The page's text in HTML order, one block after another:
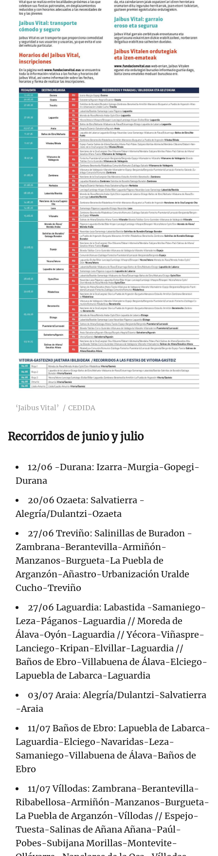
‘Jaibus Vital’ CEDIDA
Recorridos de junio y julio
12/06 -Durana: Izarra-Murgia-Gopegi-
Durana
20/06 Ozaeta: Salvatierra -
Alegría/Dulantzi-Ozaeta
27/06 Treviño: Salinillas de Buradon -
Zambrana-Berantevilla-Armiñón-
Manzanos-Burgueta-La Puebla de
Arganzón-Añastro-Urbanización Uralde
Cucho-Treviño
27/06 Laguardia: Labastida -Samaniego-
Leza-Páganos-Laguardia // Moreda de
Álava-Oyón-Laguardia // Yécora-Viñaspre-
Lanciego-Kripan-Elvillar-Laguardia //
Baños de Ebro-Villabuena de Álava-Elciego-
Lapuebla de Labarca-Laguardia
03/07 Araia: Alegría/Dulantzi-Salvatierra
-Araia
11/07 Baños de Ebro: Lapuebla de Labarca-
Laguardia-Elciego-Navaridas-Leza-
Samaniego-Villabuena de Álava-Baños de
Ebro
11/07 Víllodas: Zambrana-Berantevilla-
Ribabellosa-Armiñón-Manzanos-Burgueta-
La Puebla de Arganzón-Víllodas // Espejo-
Tuesta-Salinas de Añana Añana-Paúl-
Pobes-Subijana Morillas-Montevite-